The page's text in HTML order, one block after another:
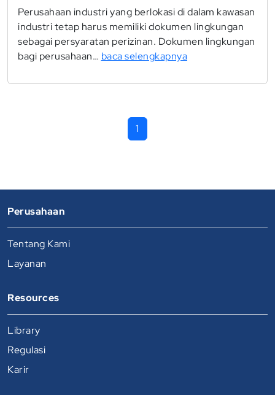
Perusahaan industri yang berlokasi di dalam kawasan
industri tetap harus memiliki dokumen lingkungan
sebagai persyaratan perizinan. Dokumen lingkungan
bagi perusahaan… baca selengkapnya
1
Perusahaan
Tentang Kami
Layanan
Resources
Library
Regulasi
Karir